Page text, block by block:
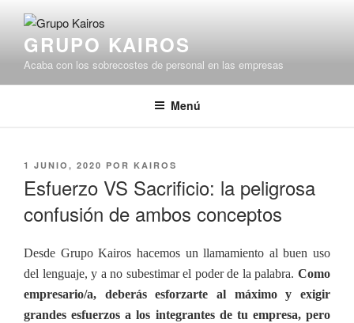
contenidoGRUPO KAIROS
Acaba con los sobrecostes de personal en las empresas
Menú
PUBLICADO
1 JUNIO, 2020 POR KAIROS
Esfuerzo VS Sacrificio: la peligrosa
confusión de ambos conceptos
Desde Grupo Kairos hacemos un llamamiento al buen uso
del lenguaje, y a no subestimar el poder de la palabra. Como
empresario/a, deberás esforzarte al máximo y exigir
grandes esfuerzos a los integrantes de tu empresa, pero